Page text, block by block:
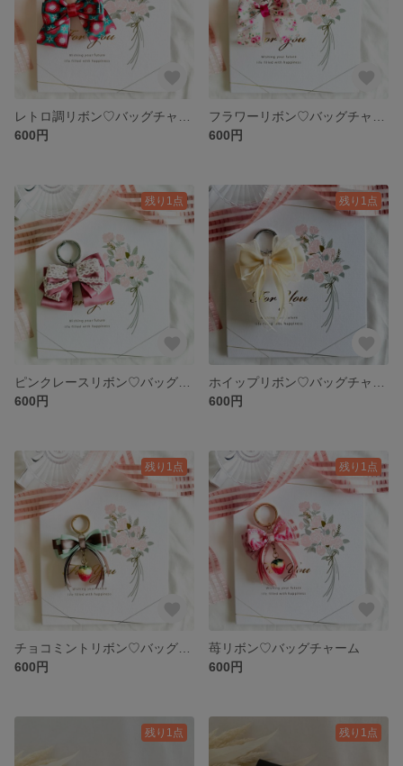
600円
600円
残り1点
600円
残り1点
600円
残り1点
600円
残り1点
苺リボン♡バッグチャーム
600円
残り1点 残り1点